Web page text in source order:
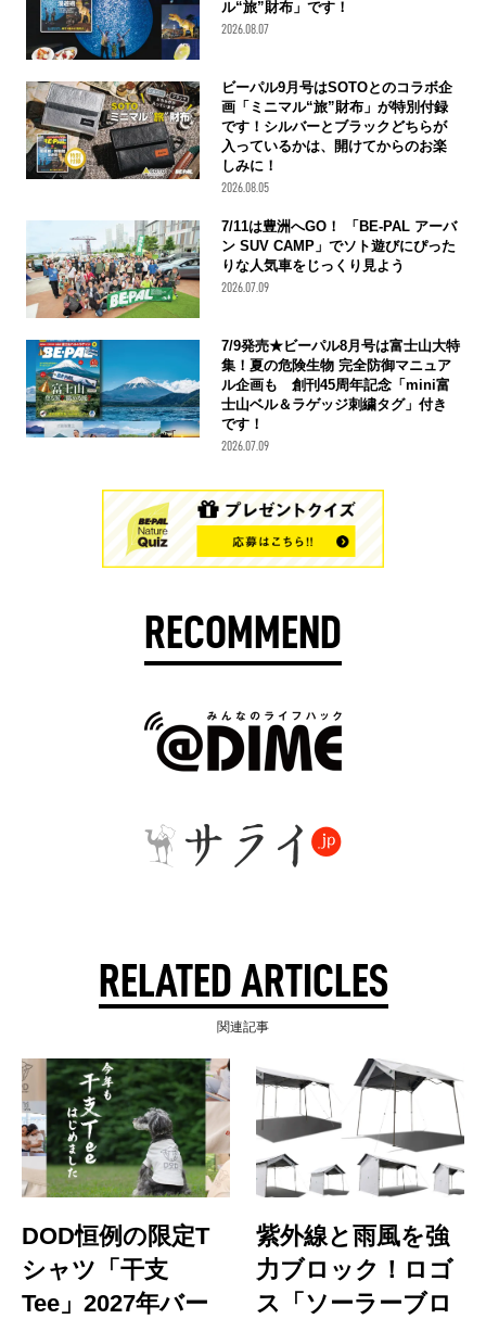
ル“旅”財布」です！
2026.08.07
ビーパル9月号はSOTOとのコラボ企
画「ミニマル“旅”財布」が特別付録
です！シルバーとブラックどちらが
入っているかは、開けてからのお楽
しみに！
2026.08.05
7/11は豊洲へGO！ 「BE-PAL アーバ
ン SUV CAMP」でソト遊びにぴった
りな人気車をじっくり見よう
2026.07.09
7/9発売★ビーパル8月号は富士山大特
集！夏の危険生物 完全防御マニュア
ル企画も 創刊45周年記念「mini富
士山ベル＆ラゲッジ刺繍タグ」付き
です！
2026.07.09
RECOMMEND
RELATED ARTICLES
関連記事
DOD恒例の限定T
シャツ「干支
Tee」2027年バー
紫外線と雨風を強
力ブロック！ロゴ
ス「ソーラーブロ